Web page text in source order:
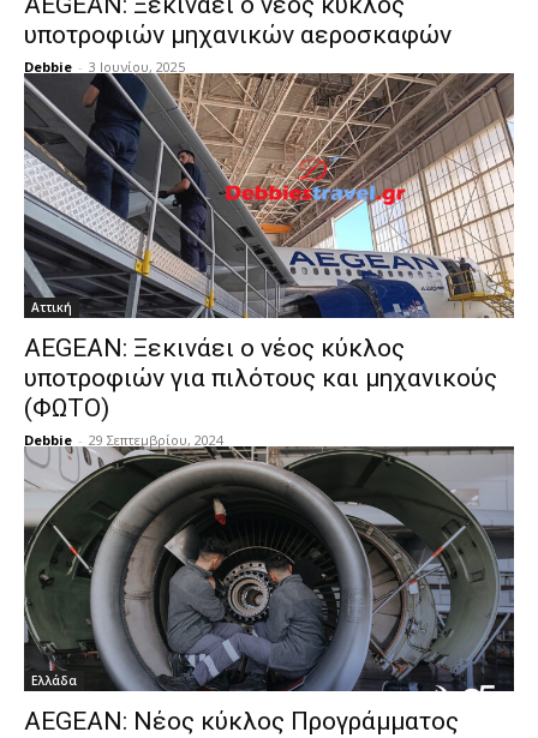
υποτροφιών μηχανικών αεροσκαφών
Debbie - 3 Ιουνίου, 2025
Αττική
AEGEAN: Ξεκινάει ο νέος κύκλος
υποτροφιών για πιλότους και μηχανικούς
(ΦΩΤΟ)
Debbie - 29 Σεπτεμβρίου, 2024
Ελλάδα
AEGEAN: Νέος κύκλος Προγράμματος